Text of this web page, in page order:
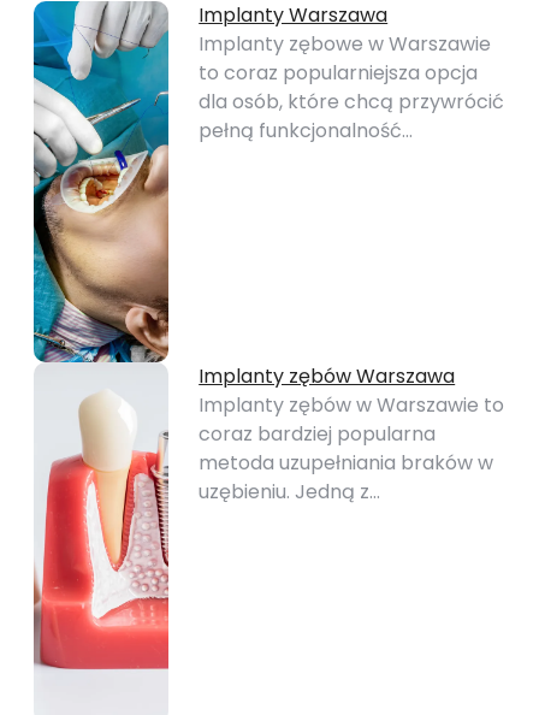
Implanty Warszawa
Implanty zębowe w Warszawie
to coraz popularniejsza opcja
dla osób, które chcą przywrócić
pełną funkcjonalność…
Implanty zębów Warszawa
Implanty zębów w Warszawie to
coraz bardziej popularna
metoda uzupełniania braków w
uzębieniu. Jedną z…